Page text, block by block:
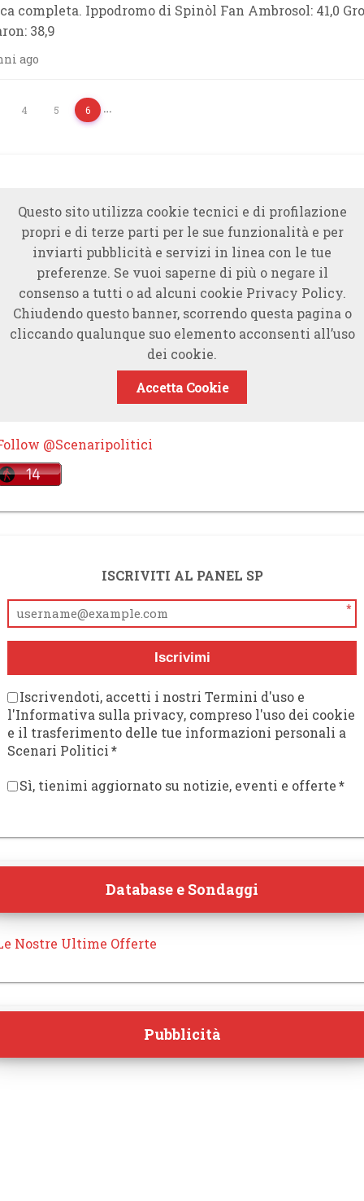
completa. Ippodromo di Spinòl Fan Ambrosol: 41,0
38,9
ago
…
4 5 6
Questo sito utilizza cookie tecnici e di profilazione
propri e di terze parti per le sue funzionalità e per
inviarti pubblicità e servizi in linea con le tue
preferenze. Se vuoi saperne di più o negare il
consenso a tutti o ad alcuni cookie Privacy Policy.
Chiudendo questo banner, scorrendo questa pagina o
cliccando qualunque suo elemento acconsenti all’uso
dei cookie.
Accetta Cookie
@Scenaripolitici
ISCRIVITI AL PANEL SP
*
Iscrivimi
Iscrivendoti, accetti i nostri Termini d'uso e
l'Informativa sulla privacy, compreso l'uso dei cookie
e il trasferimento delle tue informazioni personali a
Scenari Politici*
Sì, tienimi aggiornato su notizie, eventi e offerte*
Database e Sondaggi
Nostre Ultime Offerte
Pubblicità